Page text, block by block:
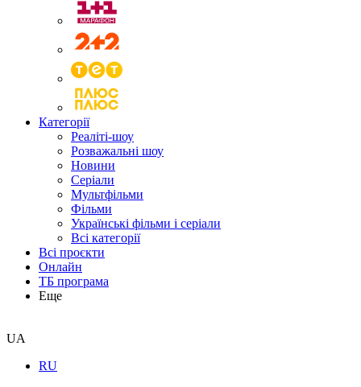
Категорії
Реаліті-шоу
Розважальні шоу
Новини
Серіали
Мультфільми
Фільми
Українські фільми і серіали
Всі категорії
Всі проєкти
Онлайн
ТБ програма
Еще
UA
RU